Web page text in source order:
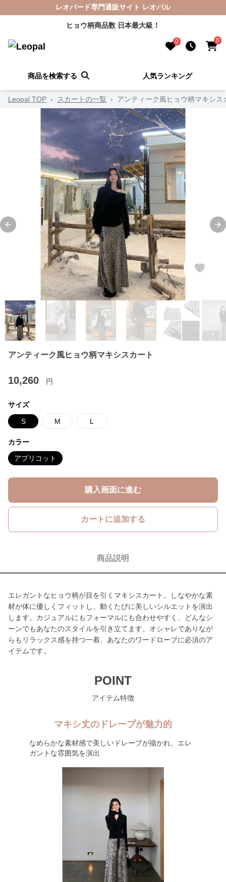
レオパード専門通販サイト レオパル
ヒョウ柄商品数 日本最大級！
0 0
商品を検索する 人気ランキング
Leopal TOP › スカートの一覧 › アンティーク風ヒョウ柄マキシス
Previous slide
アンティーク風ヒョウ柄マキシスカート
10,260 円
サイズ
S M L
カラー
アプリコット
購入画面に進む
カートに追加する
商品説明
エレガントなヒョウ柄が目を引くマキシスカート。しなやかな素
材が体に優しくフィットし、動くたびに美しいシルエットを演出
します。カジュアルにもフォーマルにも合わせやすく、どんなシ
ーンでもあなたのスタイルを引き立てます。オシャレでありなが
らもリラックス感を持つ一着、あなたのワードローブに必須のア
イテムです。
POINT
アイテム特徴
マキシ丈のドレープが魅力的
なめらかな素材感で美しいドレープが描かれ、エレ
ガントな雰囲気を演出